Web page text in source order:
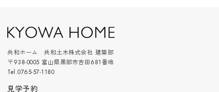
共和ホーム 共和土木株式会社 建築部
〒938-0005 富山県黒部市吉田681番地
Tel.0765-57-1180
見学予約